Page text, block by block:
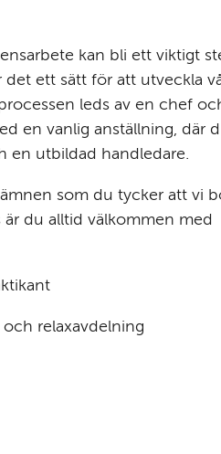
kan bli ett viktigt
det ett sätt för att utveckla
leds av en chef
en vanlig anställning, där
en utbildad handledare.
som du tycker att vi
är du alltid välkommen med
relaxavdelning